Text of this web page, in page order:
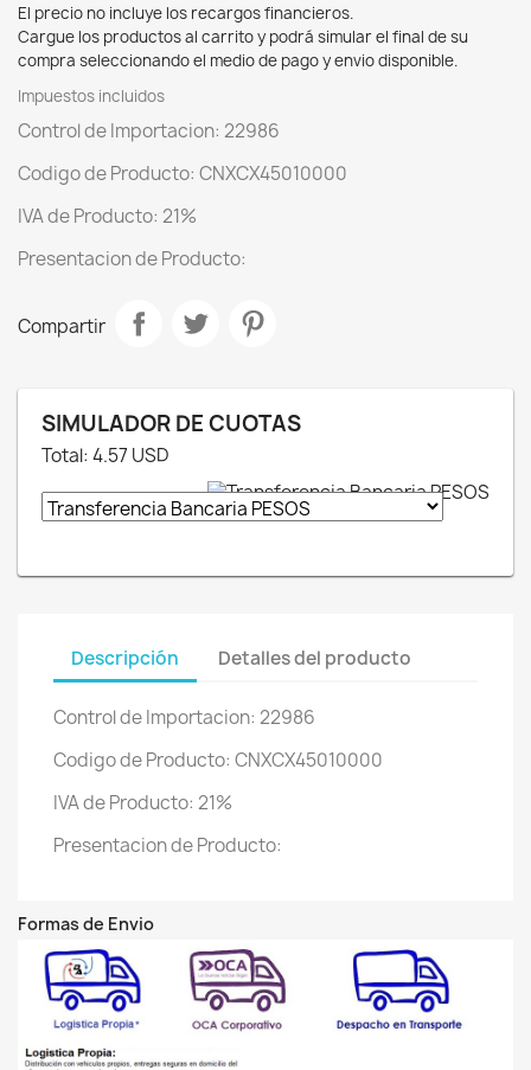
El precio no incluye los recargos financieros.
Cargue los productos al carrito y podrá simular el final de su
compra seleccionando el medio de pago y envio disponible.
Impuestos incluidos
Control de Importacion: 22986
Codigo de Producto: CNXCX45010000
IVA de Producto: 21%
Presentacion de Producto:
Compartir
SIMULADOR DE CUOTAS
Total: 4.57 USD
Descripción Detalles del producto
Control de Importacion: 22986
Codigo de Producto: CNXCX45010000
IVA de Producto: 21%
Presentacion de Producto:
Formas de Envio